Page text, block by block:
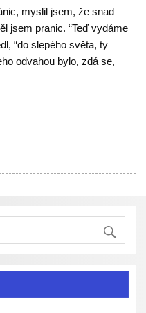
myslil jsem, že snad
jsem pranic. “Teď vydáme
“do slepého světa, ty
odvahou bylo, zdá se,